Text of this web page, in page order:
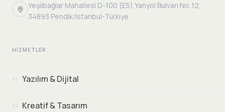
Yeşilbağlar Mahallesi D-100 (E5) Yanyol Bulvarı No:12,
34893 Pendik/İstanbul-Türkiye
HIZMETLER
01 Yazılım & Dijital
02 Kreatif & Tasarım